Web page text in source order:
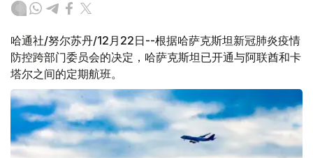
哈通社/努尔苏丹/12月22日--根据哈萨克斯坦新冠肺炎疫情
防控跨部门委员会的决定，哈萨克斯坦已开通与阿联酋和卡
塔尔之间的定期航班。